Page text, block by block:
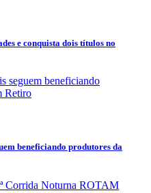
e conquista dois títulos no
beneficiando produtores da